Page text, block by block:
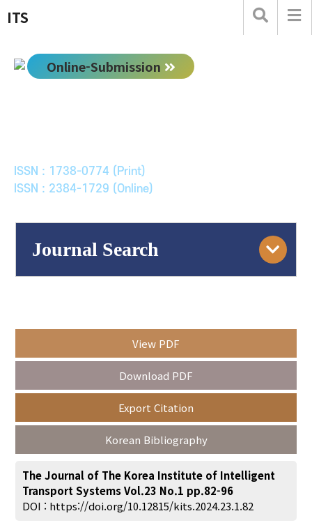
ITS
Online-Submission
ISSN : 1738-0774 (Print)
ISSN : 2384-1729 (Online)
Journal Search
Year(s) :
to
View PDF
Download PDF
Export Citation
Korean Bibliography
The Journal of The Korea Institute of Intelligent
Transport Systems Vol.23 No.1 pp.82-96
DOI : https://doi.org/10.12815/kits.2024.23.1.82